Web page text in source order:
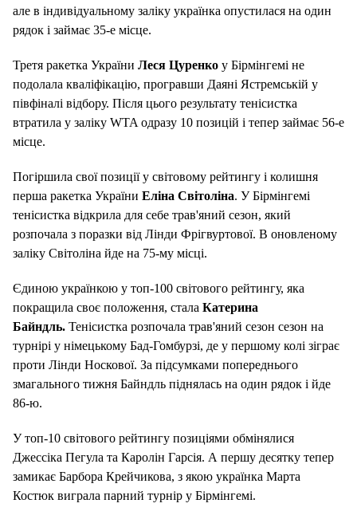
але в індивідуальному заліку українка опустилася на один
рядок і займає 35-е місце.
Третя ракетка України Леся Цуренко у Бірмінгемі не
подолала кваліфікацію, програвши Даяні Ястремській у
півфіналі відбору. Після цього результату тенісистка
втратила у заліку WTA одразу 10 позицій і тепер займає 56-е
місце.
Погіршила свої позиції у світовому рейтингу і колишня
перша ракетка України Еліна Світоліна. У Бірмінгемі
тенісистка відкрила для себе трав'яний сезон, який
розпочала з поразки від Лінди Фрігвуртової. В оновленому
заліку Світоліна йде на 75-му місці.
Єдиною українкою у топ-100 світового рейтингу, яка
покращила своє положення, стала Катерина
Байндль. Тенісистка розпочала трав'яний сезон сезон на
турнірі у німецькому Бад-Гомбурзі, де у першому колі зіграє
проти Лінди Носкової. За підсумками попереднього
змагального тижня Байндль піднялась на один рядок і йде
86-ю.
У топ-10 світового рейтингу позиціями обмінялися
Джессіка Пегула та Каролін Гарсія. А першу десятку тепер
замикає Барбора Крейчикова, з якою українка Марта
Костюк виграла парний турнір у Бірмінгемі.